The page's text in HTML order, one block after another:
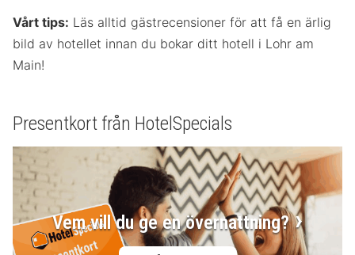
Vårt tips: Läs alltid gästrecensioner för att få en ärlig
bild av hotellet innan du bokar ditt hotell i Lohr am
Main!
Presentkort från HotelSpecials
Vem vill du ge en övernattning?